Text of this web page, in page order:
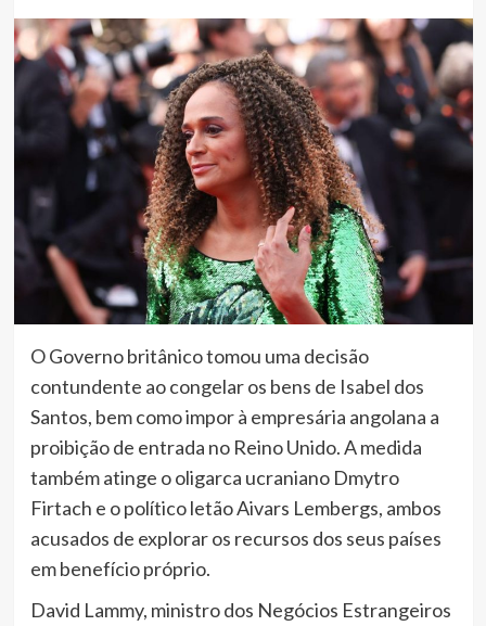
O Governo britânico tomou uma decisão
contundente ao congelar os bens de Isabel dos
Santos, bem como impor à empresária angolana a
proibição de entrada no Reino Unido. A medida
também atinge o oligarca ucraniano Dmytro
Firtach e o político letão Aivars Lembergs, ambos
acusados de explorar os recursos dos seus países
em benefício próprio.
David Lammy, ministro dos Negócios Estrangeiros